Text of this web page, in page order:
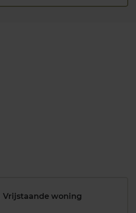
Vrijstaande woning